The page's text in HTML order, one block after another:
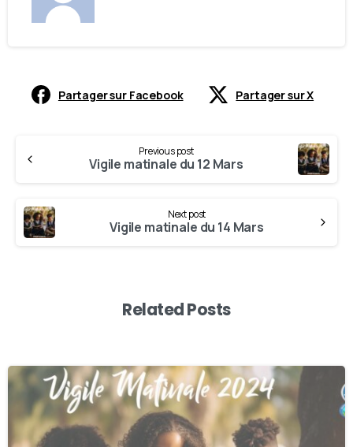
Partager sur Facebook Partager sur X
Previous post
Vigile matinale du 12 Mars
Next post
Vigile matinale du 14 Mars
Related Posts